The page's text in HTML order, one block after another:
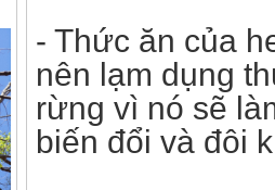
- Thức ăn của
nên lạm dụng
rừng vì nó sẽ
biến đổi và đôi